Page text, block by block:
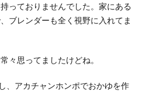
っておりませんでした。家にある
ブレンダーも全く視野に入れてま
々思ってましたけどね。
、アカチャンホンポでおかゆを作